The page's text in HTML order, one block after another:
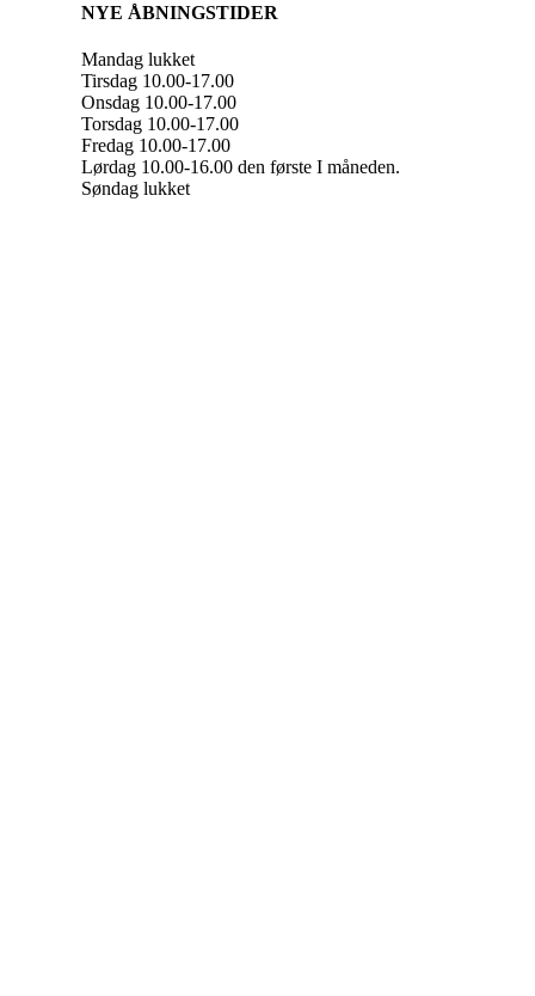
NYE ÅBNINGSTIDER
Mandag lukket
Tirsdag 10.00-17.00
Onsdag 10.00-17.00
Torsdag 10.00-17.00
Fredag 10.00-17.00
Lørdag 10.00-16.00 den første I måneden.
Søndag lukket